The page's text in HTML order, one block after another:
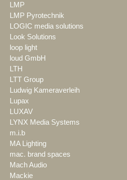
LMP
LMP Pyrotechnik
LOGIC media solutions
Look Solutions
loop light
loud GmbH
LTH
LTT Group
Ludwig Kameraverleih
Lupax
LUXAV
LYNX Media Systems
m.i.b
MA Lighting
mac. brand spaces
Mach Audio
Mackie